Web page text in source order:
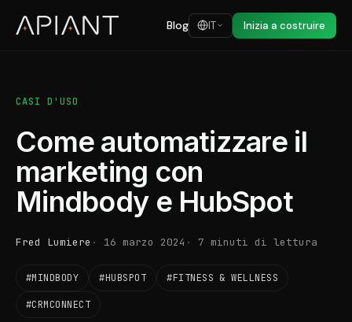
Blog IT Inizia a costruire
CASI D'USO
Come automatizzare il
marketing con
Mindbody e HubSpot
Fred Lumiere 16 marzo 2024 7 minuti di lettura
#MINDBODY #HUBSPOT #FITNESS & WELLNESS
#CRMCONNECT